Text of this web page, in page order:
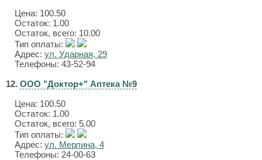
Цена: 100.50
Остаток: 1.00
Остаток, всего: 10.00
Тип оплаты:
Адрес: ул. Ударная, 29
Телефоны: 43-52-94
12. ООО "Доктор+" Аптека №9
Цена: 100.50
Остаток: 1.00
Остаток, всего: 5.00
Тип оплаты:
Адрес: ул. Мерлина, 4
Телефоны: 24-00-63